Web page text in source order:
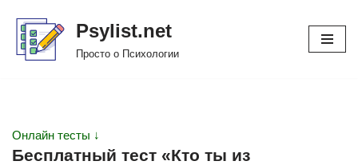
Перейти
Psylist.net
Просто о Психологии
Онлайн тесты ↓
Бесплатный тест «Кто ты из